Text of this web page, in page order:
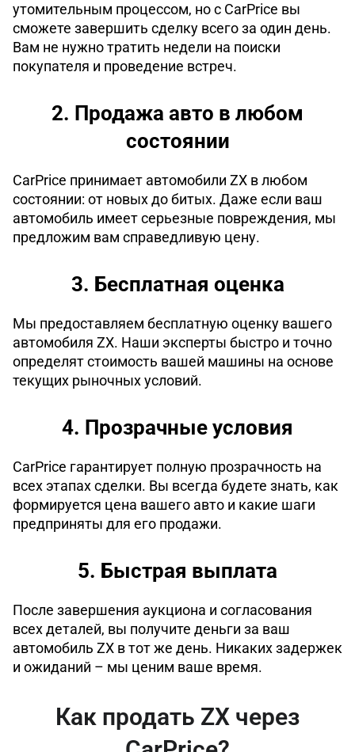
утомительным процессом, но с CarPrice вы
сможете завершить сделку всего за один день.
Вам не нужно тратить недели на поиски
покупателя и проведение встреч.
2. Продажа авто в любом
состоянии
CarPrice принимает автомобили ZX в любом
состоянии: от новых до битых. Даже если ваш
автомобиль имеет серьезные повреждения, мы
предложим вам справедливую цену.
3. Бесплатная оценка
Мы предоставляем бесплатную оценку вашего
автомобиля ZX. Наши эксперты быстро и точно
определят стоимость вашей машины на основе
текущих рыночных условий.
4. Прозрачные условия
CarPrice гарантирует полную прозрачность на
всех этапах сделки. Вы всегда будете знать, как
формируется цена вашего авто и какие шаги
предприняты для его продажи.
5. Быстрая выплата
После завершения аукциона и согласования
всех деталей, вы получите деньги за ваш
автомобиль ZX в тот же день. Никаких задержек
и ожиданий – мы ценим ваше время.
Как продать ZX через